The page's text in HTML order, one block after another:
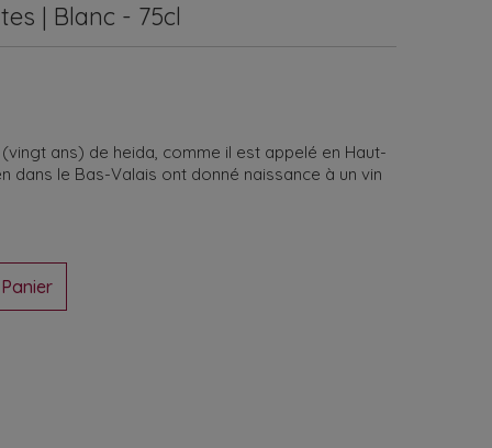
| Blanc - 75cl
ans) de heida, comme il est appelé en Haut-
dans le Bas-Valais ont donné naissance à un vin